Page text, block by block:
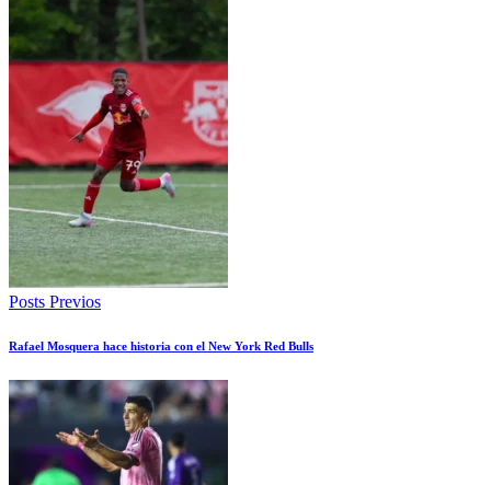
Posts Previos
Rafael Mosquera hace historia con el New York Red Bulls